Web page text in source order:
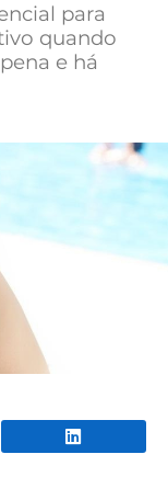
para
quando
e há
WhatsApp